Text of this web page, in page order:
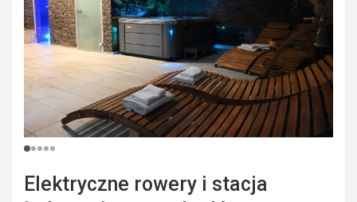
Elektryczne rowery i stacja